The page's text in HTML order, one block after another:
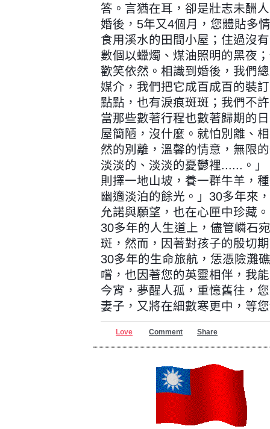
答。言猶在耳，卻是壯志未酬
婚後，5年又4個月，您體貼多
食用溪水的田間小屋；住過沒
數個以蠟燭、煤油照明的黑夜
歡笑依然。相識到婚後，我們
媒介，我們把它成百成百的裝
點點，也有淚痕斑斑；我們不
當那些數著行程也數著歸期的
屋簡陋，沒什麼。就怕別離、
然的別離，溫馨的情意，無限
淡淡的、淡淡的憂鬱裡......。
則擇一地山坡，養一群牛羊，
幽適淡泊的餘光。」30多年來
允諾與願望，也在心匣中珍藏。
30多年的人生道上，儘管嶙石
斑，然而，因著對孩子的殷切
30多年的生命旅航，恁憑險灘
嚐，也因著您的英靈相伴，我
今宵，夢醒人孤，重憶舊往，
妻子，又將在細數寒更中，等
Love Comment Share